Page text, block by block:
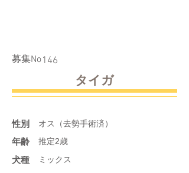
​募集No146
タイガ
性別 オス（去勢手術済）
年齢 推定2歳
​犬種 ミックス